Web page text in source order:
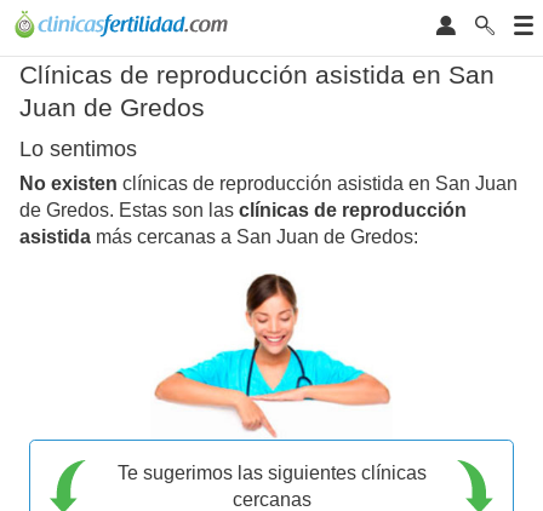
Clínicas de reproducción asistida en San
Juan de Gredos
Lo sentimos
No existen clínicas de reproducción asistida en San Juan
de Gredos. Estas son las clínicas de reproducción
asistida más cercanas a San Juan de Gredos:
Te sugerimos las siguientes clínicas
cercanas